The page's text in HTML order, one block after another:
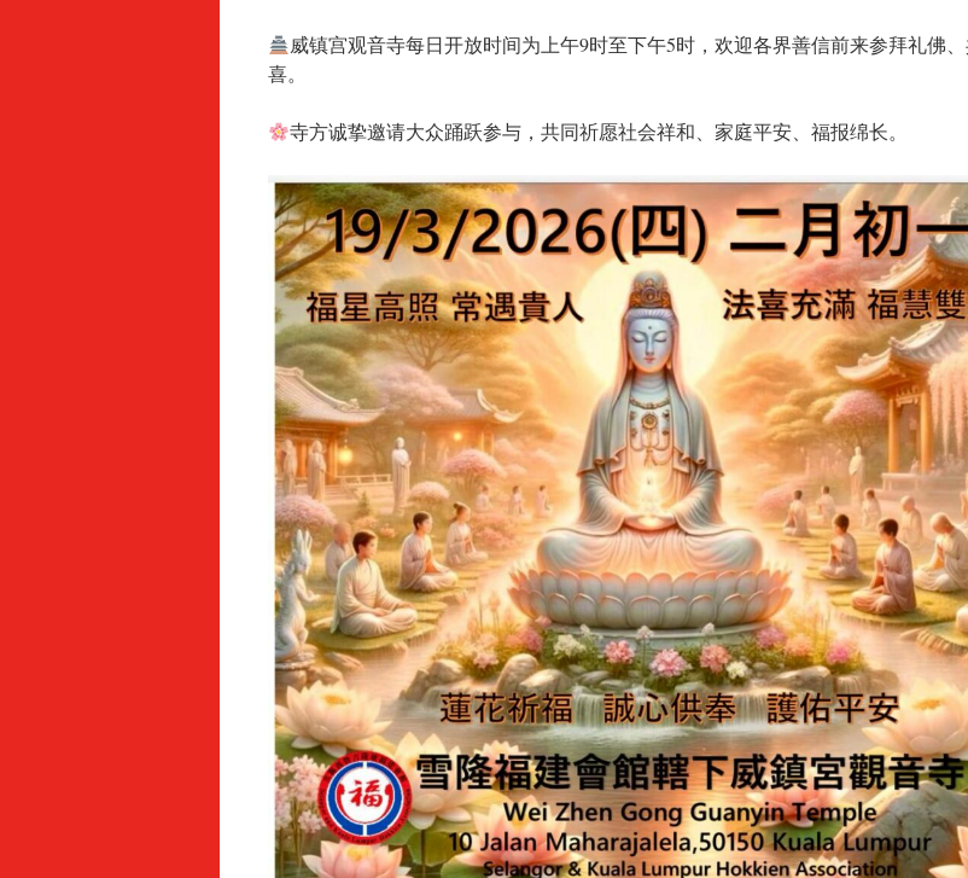
威镇宫观音寺每日开放时间为上午9时至下午5时，欢迎各界善信前来参拜礼佛
喜。
寺方诚挚邀请大众踊跃参与，共同祈愿社会祥和、家庭平安、福报绵长。